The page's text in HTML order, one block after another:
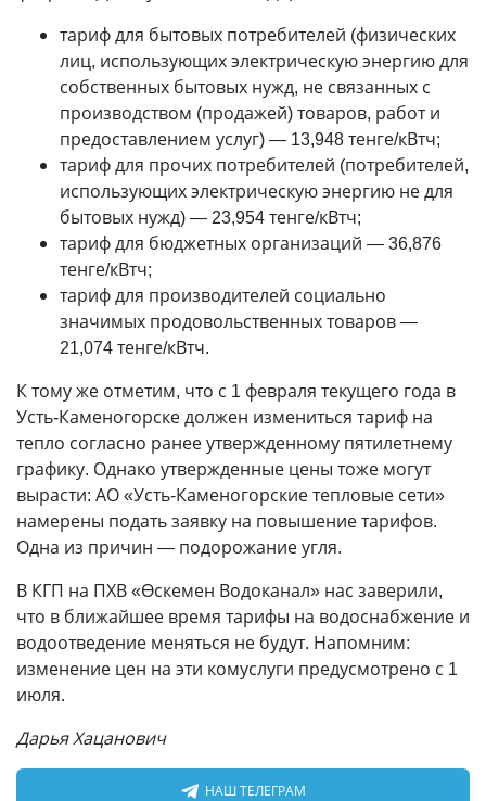
тариф для бытовых потребителей (физических
лиц, использующих электрическую энергию для
собственных бытовых нужд, не связанных с
производством (продажей) товаров, работ и
предоставлением услуг) — 13,948 тенге/кВтч;
тариф для прочих потребителей (потребителей,
использующих электрическую энергию не для
бытовых нужд) — 23,954 тенге/кВтч;
тариф для бюджетных организаций — 36,876
тенге/кВтч;
тариф для производителей социально
значимых продовольственных товаров —
21,074 тенге/кВтч.
К тому же отметим, что с 1 февраля текущего года в
Усть-Каменогорске должен измениться тариф на
тепло согласно ранее утвержденному пятилетнему
графику. Однако утвержденные цены тоже могут
вырасти: АО «Усть-Каменогорские тепловые сети»
намерены подать заявку на повышение тарифов.
Одна из причин — подорожание угля.
В КГП на ПХВ «Өскемен Водоканал» нас заверили,
что в ближайшее время тарифы на водоснабжение и
водоотведение меняться не будут. Напомним:
изменение цен на эти комуслуги предусмотрено с 1
июля.
Дарья Хацанович
НАШ ТЕЛЕГРАМ